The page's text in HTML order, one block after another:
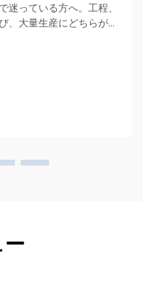
迷っている方へ。工程、
、大量生産にどちらが適
ー